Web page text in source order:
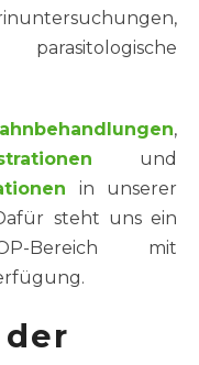
,
und
in unserer
steht uns ein
Bereich mit